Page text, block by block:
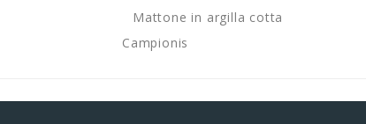
Mattone in argilla cotta
Campionis